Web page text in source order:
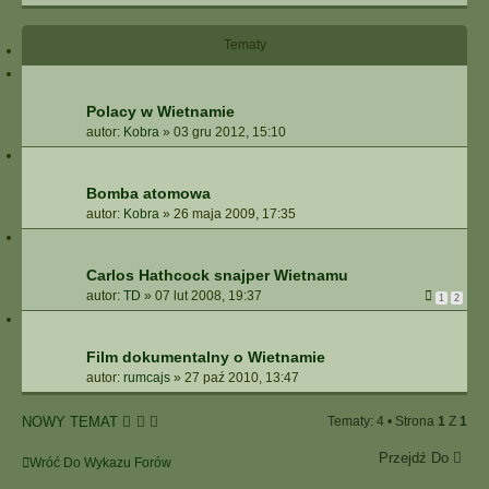
I
E
A
W
N
W
A
Tematy
Polacy w Wietnamie
autor: Kobra » 03 gru 2012, 15:10
Bomba atomowa
autor: Kobra » 26 maja 2009, 17:35
Carlos Hathcock snajper Wietnamu
autor: TD » 07 lut 2008, 19:37 1 2
Film dokumentalny o Wietnamie
autor: rumcajs » 27 paź 2010, 13:47
NOWY TEMAT Tematy: 4 • Strona 1 Z 1
Wróć Do Wykazu Forów Przejdź Do